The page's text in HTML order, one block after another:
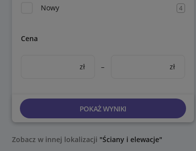
Nowy 4
Cena
zł – zł
POKAŻ WYNIKI
Zobacz w innej lokalizacji "Ściany i elewacje"